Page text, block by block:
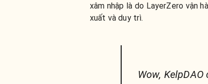
xâm nhập là do LayerZero vận
xuất và duy trì.
Wow,